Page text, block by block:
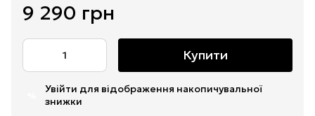
9 290 грн
Купити
Увійти для відображення накопичувальної
знижки